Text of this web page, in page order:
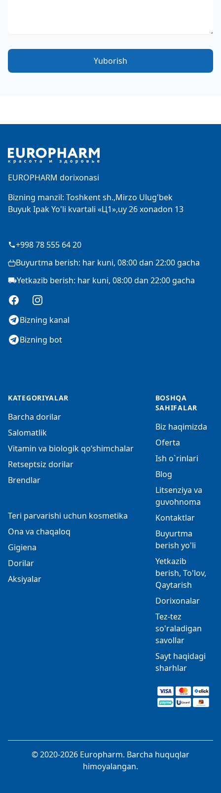
Yuborish
EUROPHARM dorixonasi
Bizning manzil: Toshkent sh.,Mirzo Ulug'bek
Buyuk Ipak Yo'li kvartali «Ц1»,uy 26 xonadon 13
+998 78 555 64 20
Buyurtma berish: har kuni, 08:00 dan 22:00 gacha
Yetkazib berish: har kuni, 08:00 dan 22:00 gacha
FacebookInstagram
Bizning kanal
Bizning bot
KATEGORIYALAR
Barcha dorilar
Salomatlik
Vitamin va biologik qo‘shimchalar
Retseptsiz dorilar
Brendlar
Teri parvarishi uchun kosmetika
Ona va chaqaloq
Gigiena
Dorilar
Aksiyalar
BOSHQA
SAHIFALAR
Biz haqimizda
Oferta
Ish o`rinlari
Blog
Litsenziya va
guvohnoma
Kontaktlar
Buyurtma
berish yo'li
Yetkazib
berish, To'lov,
Qaytarish
Dorixonalar
Tez-tez
so'raladigan
savollar
Sayt haqidagi
sharhlar
© 2020-2026 Europharm. Barcha huquqlar
himoyalangan.